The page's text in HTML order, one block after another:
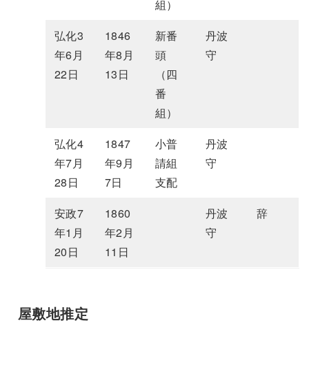
組）
弘化3
年6月
22日
1846
年8月
13日
新番
頭
（四
番
組）
丹波
守
弘化4
年7月
28日
1847
年9月
7日
小普
請組
支配
丹波
守
安政7
年1月
20日
1860
年2月
11日
丹波
守
辞
屋敷地推定